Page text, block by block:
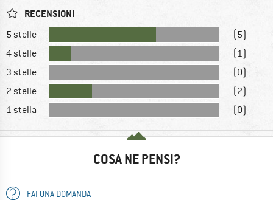
RECENSIONI
5 stelle
(5)
4 stelle
(1)
3 stelle
(0)
2 stelle
(2)
1 stella
(0)
COSA NE PENSI?
FAI UNA DOMANDA